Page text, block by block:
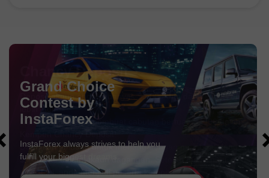
Chancy Deposit
Deposit akaun anda sebanyak $3,000 dan dapatkan$1000
lebih lagi!
Dalam Ogos kami membuat cabutan bertuah
Kempen Chancy Deposit!
Dapatkan peluang untuk menang dengan membuat deposit
$ 3000 ke dalam akaun dagangan. Setelah memenuhi
syarat ini, anda menjadi peserta kempen.
DAPATKAN BONUS